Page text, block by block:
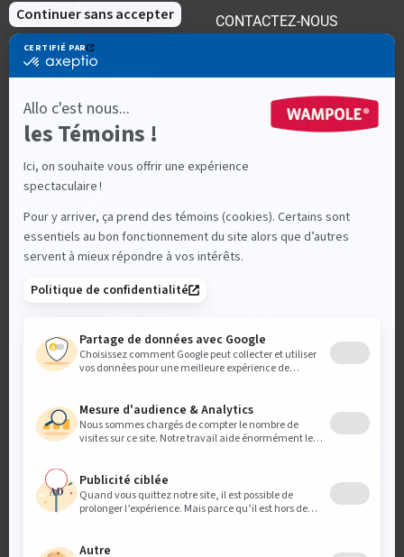
BOUTIQUE
PRODUITS
FAITS SUR LA SANTÉ
CONTACTEZ-NOUS
AVEZ-VOUS DES NOUVELLES
DE WAMPOLE ?
Vous souhaitez être sûr de ne manquer aucun lancement
ni aucune réédition d’un produit ?